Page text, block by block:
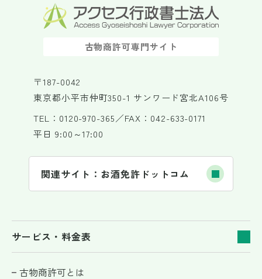
古物商許可専門サイト
〒187-0042
東京都小平市仲町350-1 サンワード宮北A106号
TEL：0120-970-365／FAX：042-633-0171
平日 9:00～17:00
関連サイト：お酒免許ドットコム
サービス・料金表
古物商許可とは